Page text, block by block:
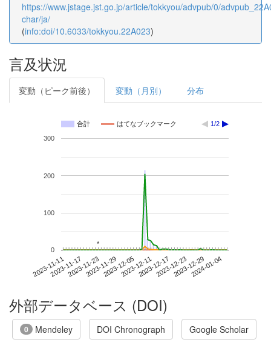
https://www.jstage.jst.go.jp/article/tokkyou/advpub/0/
char/ja/
(info:doi/10.6033/tokkyou.22A023)
言及状況
変動（ピーク前後） 変動（月別） 分布
合計 はてなブックマーク 1/2
2023-11-112023-11-172023-11-232023-11-292023-12-052023-12-112023-12-172023-12-232023-12-292024-01-04
0
100
200
300
**
外部データベース (DOI)
0 Mendeley DOI Chronograph Google Scholar